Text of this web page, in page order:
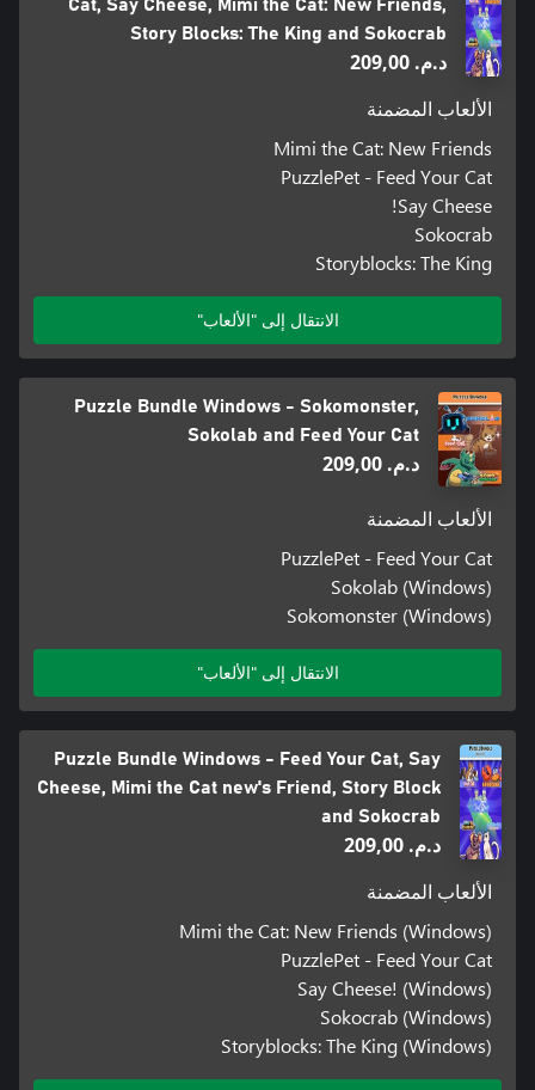
Cat, Say Cheese, Mimi the Cat: New Friends,
Story Blocks: The King and Sokocrab
د.م.‏ 209,00
الألعاب المضمنة
Mimi the Cat: New Friends
PuzzlePet - Feed Your Cat
Say Cheese!
Sokocrab
Storyblocks: The King
الانتقال إلى "الألعاب"
Puzzle Bundle Windows - Sokomonster,
Sokolab and Feed Your Cat
د.م.‏ 209,00
الألعاب المضمنة
PuzzlePet - Feed Your Cat
Sokolab (Windows)
Sokomonster (Windows)
الانتقال إلى "الألعاب"
Puzzle Bundle Windows - Feed Your Cat, Say
Cheese, Mimi the Cat new's Friend, Story Block
and Sokocrab
د.م.‏ 209,00
الألعاب المضمنة
Mimi the Cat: New Friends (Windows)
PuzzlePet - Feed Your Cat
Say Cheese! (Windows)
Sokocrab (Windows)
Storyblocks: The King (Windows)